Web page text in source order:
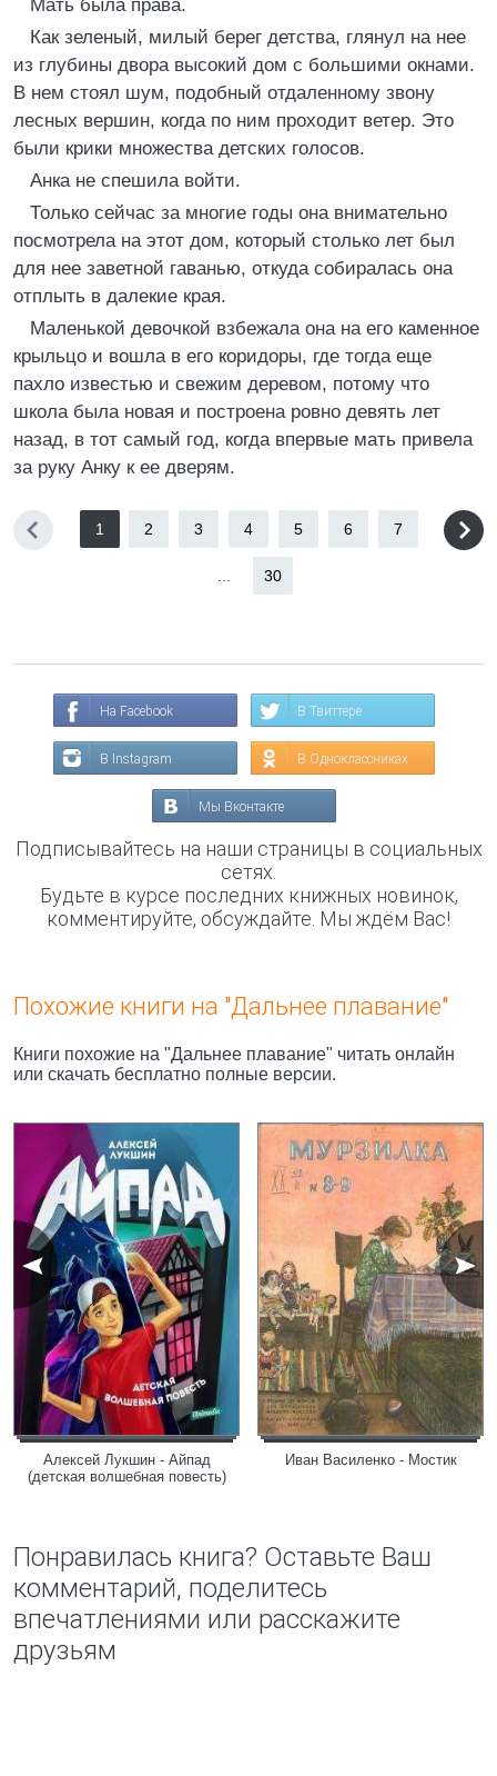
Мать была права.
Как зеленый, милый берег детства, глянул на нее
из глубины двора высокий дом с большими окнами.
В нем стоял шум, подобный отдаленному звону
лесных вершин, когда по ним проходит ветер. Это
были крики множества детских голосов.
Анка не спешила войти.
Только сейчас за многие годы она внимательно
посмотрела на этот дом, который столько лет был
для нее заветной гаванью, откуда собиралась она
отплыть в далекие края.
Маленькой девочкой взбежала она на его каменное
крыльцо и вошла в его коридоры, где тогда еще
пахло известью и свежим деревом, потому что
школа была новая и построена ровно девять лет
назад, в тот самый год, когда впервые мать привела
за руку Анку к ее дверям.
1 2 3 4 5 6 7
30
На Facebook В Твиттере
В Instagram В Одноклассниках
Мы Вконтакте
Подписывайтесь на наши страницы в социальных
сетях.
Будьте в курсе последних книжных новинок,
комментируйте, обсуждайте. Мы ждём Вас!
Похожие книги на "Дальнее плавание"
Книги похожие на "Дальнее плавание" читать онлайн
или скачать бесплатно полные версии.
Алексей Лукшин - Айпад
(детская волшебная повесть)
Иван Василенко - Мостик
Понравилась книга? Оставьте Ваш
комментарий, поделитесь
впечатлениями или расскажите
друзьям